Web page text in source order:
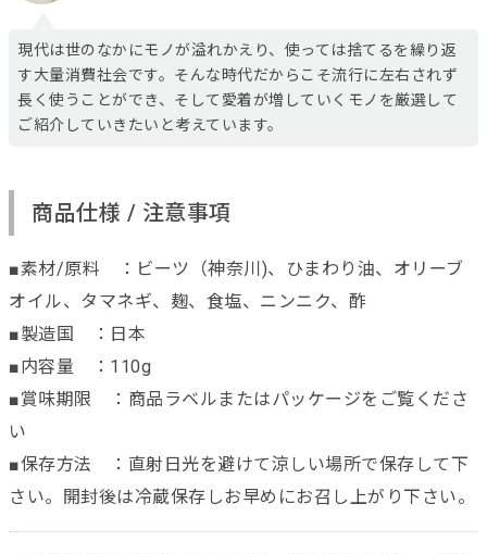
現代は世のなかにモノが溢れかえり、使っては捨てるを繰り返
す大量消費社会です。そんな時代だからこそ流行に左右されず
長く使うことができ、そして愛着が増していくモノを厳選して
ご紹介していきたいと考えています。
商品仕様 / 注意事項
■素材/原料 ：ビーツ（神奈川)、ひまわり油、オリーブ
オイル、タマネギ、麹、食塩、ニンニク、酢
■製造国 ：日本
■内容量 ：110g
■賞味期限 ：商品ラベルまたはパッケージをご覧くださ
い
■保存方法 ：直射日光を避けて涼しい場所で保存して下
さい。開封後は冷蔵保存しお早めにお召し上がり下さい。